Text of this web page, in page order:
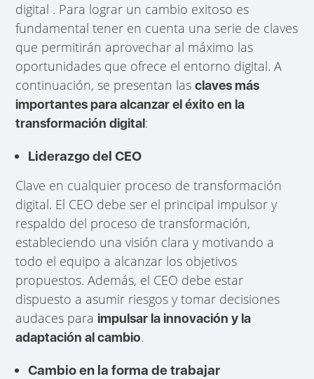
digital . Para lograr un cambio exitoso es
fundamental tener en cuenta una serie de claves
que permitirán aprovechar al máximo las
oportunidades que ofrece el entorno digital. A
continuación, se presentan lasclaves más
importantes para alcanzar el éxito en la
transformación digital:
Liderazgo del CEO
Clave en cualquier proceso de transformación
digital. El CEO debe ser el principal impulsor y
respaldo del proceso de transformación,
estableciendo una visión clara y motivando a
todo el equipo a alcanzar los objetivos
propuestos. Además, el CEO debe estar
dispuesto a asumir riesgos y tomar decisiones
audaces para impulsar la innovación y la
adaptación al cambio.
Cambio en la forma de trabajar